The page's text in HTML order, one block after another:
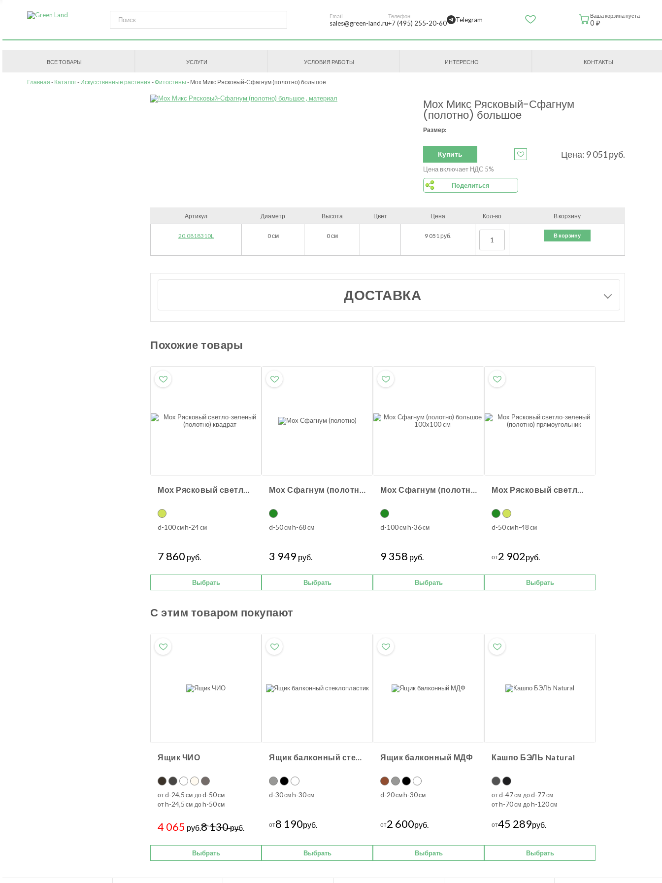
Email
sales@green-land.ru
Телефон
+7 (495) 255-20-60 Telegram Ваша корзина пуста
0 ₽
ВСЕ ТОВАРЫ УСЛУГИ УСЛОВИЯ РАБОТЫ ИНТЕРЕСНО КОНТАКТЫ
Главная Каталог Искусственные растения Фитостены Мох Микс Рясковый-Сфагнум (полотно) большое
Мох Микс Рясковый-Сфагнум
(полотно) большое
Размер:
Купить Цена: 9 051руб.
Цена включает НДС 5%
Поделиться
Артикул Диаметр Высота Цвет Цена Кол-во В корзину
20.0818310L 0см 0см 9 051руб. В корзину
ДОСТАВКА
Похожие товары
Мох Рясковый светло-зеленый (полотно) квадрат
d-100смh-24см
7 860 руб.
Выбрать
Мох Сфагнум (полотно)
d-50смh-68 см
3 949 руб.
Выбрать
Мох Сфагнум (полотно) большое 100х100 см
d-100смh-36см
9 358 руб.
Выбрать
Мох Рясковый светло-зеленый (полотно) прямоугольник
d-50смh-48 см
от2 902руб.
Выбрать
С этим товаром покупают
Ящик ЧИО
отd-24,5 см доd-50см
отh-24,5 см доh-50см
4 065 руб.8 130руб.
Выбрать
Ящик балконный стеклопластик
d-30смh-30см
от8 190руб.
Выбрать
Ящик балконный МДФ
d-20смh-30см
от2 600руб.
Выбрать
Кашпо БЭЛЬ Natural
отd-47см доd-77см
отh-70см доh-120см
от45 289руб.
Выбрать